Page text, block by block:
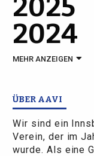
2025
2024
MEHR ANZEIGEN
ÜBER AAVI
Wir sind ein
Verein, der im
wurde. Als eine